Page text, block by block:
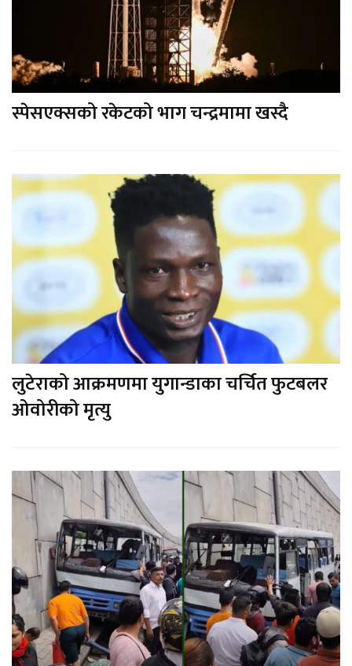
स्पेसएक्सको रकेटको भाग चन्द्रमामा खस्दै
लुटेराको आक्रमणमा युगान्डाका चर्चित फुटबलर
ओवोरीको मृत्यु